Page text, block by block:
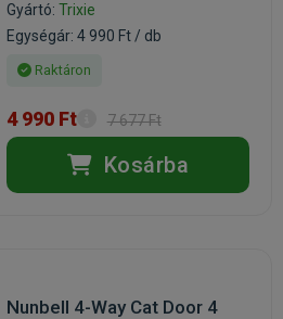
Gyártó: Trixie
Egységár: 4 990 Ft / db
Raktáron
4 990 Ft 7 677 Ft
Kosárba
Nunbell 4-Way Cat Door 4